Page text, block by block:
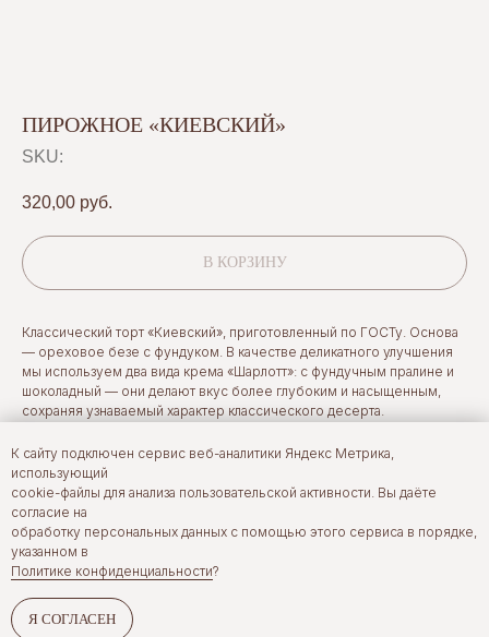
ПИРОЖНОЕ «КИЕВСКИЙ»
SKU:
320,00 руб.
В КОРЗИНУ
Классический торт «Киевский», приготовленный по ГОСТу. Основа
— ореховое безе с фундуком. В качестве деликатного улучшения
мы используем два вида крема «Шарлотт»: с фундучным пралине и
шоколадный — они делают вкус более глубоким и насыщенным,
сохраняя узнаваемый характер классического десерта.
Состав: фундук, молоко, сахар, сливочное масло 82,5%, белок,
пралине фундук, молочный шоколад 33%, желток, мука, кукурузный
крахмал, желатин, соль.
Вес — 120 гр.
Срок годности - 3 суток. Хранить в холодильнике.
К сайту подключен сервис веб-аналитики Яндекс Метрика,
использующий
cookie-файлы для анализа пользовательской активности. Вы даёте
согласие на
обработку персональных данных с помощью этого сервиса в порядке,
указанном в
Политике конфиденциальности?
Я СОГЛАСЕН